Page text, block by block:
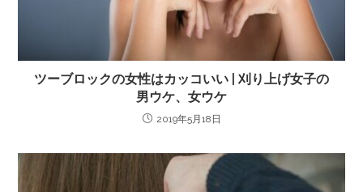
ツーブロックの女性はカッコいい | 刈り上げ女子の
男ウケ、女ウケ
2019年5月18日